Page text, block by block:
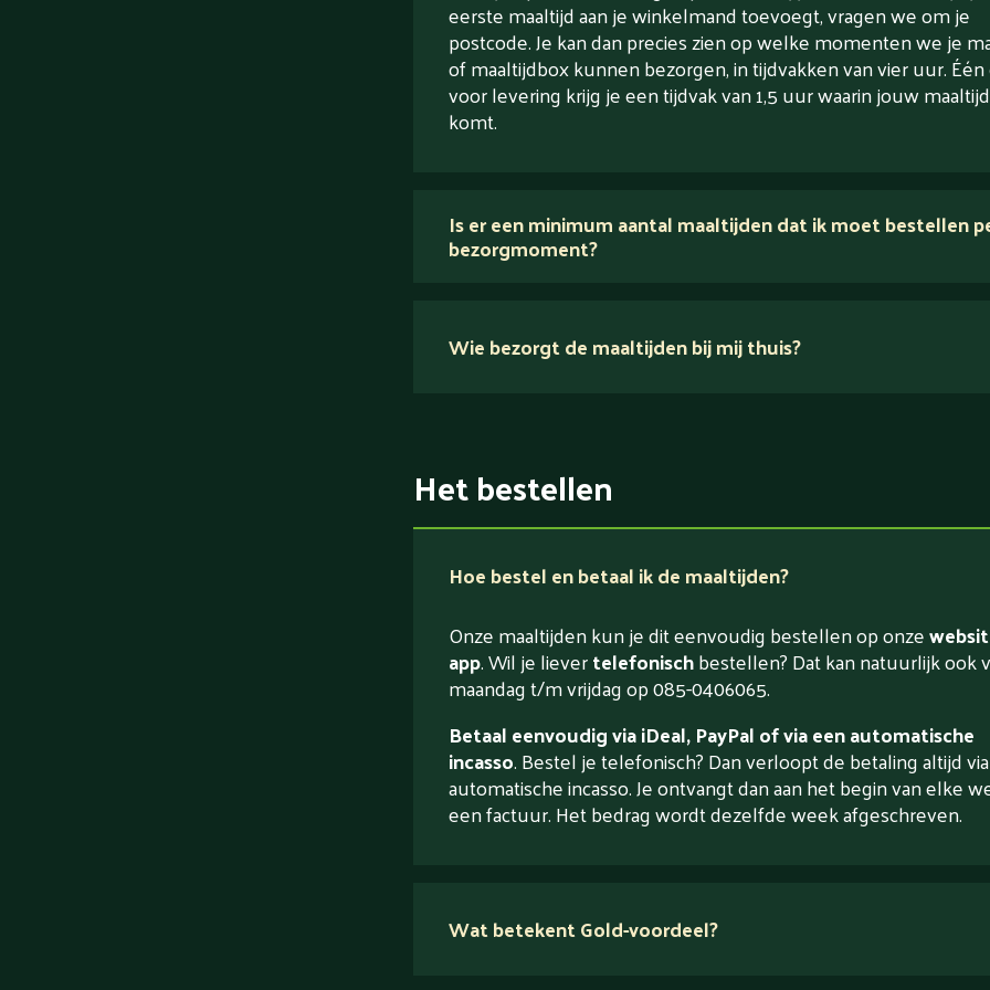
eerste maaltijd aan je winkelmand toevoegt, vragen we om je
postcode. Je kan dan precies zien op welke momenten we je
of maaltijdbox kunnen bezorgen, in tijdvakken van vier uur. Één
voor levering krijg je een tijdvak van 1,5 uur waarin jouw maaltijd
komt.
Is er een minimum aantal maaltijden dat ik moet bestellen
bezorgmoment?
Wie bezorgt de maaltijden bij mij thuis?
Het bestellen
Hoe bestel en betaal ik de maaltijden?
Onze maaltijden kun je dit eenvoudig bestellen op onze
app. Wil je lievertelefonischbestellen? Dat kan natuurlijk ook
maandag t/m vrijdag op 085-0406065.
Betaal eenvoudig via iDeal, PayPal of via een automatische
incasso. Bestel je telefonisch? Dan verloopt de betaling altijd
automatische incasso. Je ontvangt dan aan het begin van elke
een factuur. Het bedrag wordt dezelfde week afgeschreven.
Wat betekent Gold-voordeel?